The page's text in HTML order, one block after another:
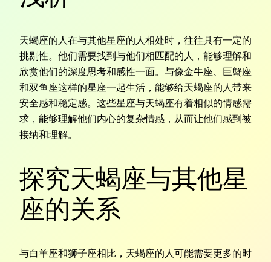
天蝎座的人在与其他星座的人相处时，往往具有一定的
挑剔性。他们需要找到与他们相匹配的人，能够理解和
欣赏他们的深度思考和感性一面。与像金牛座、巨蟹座
和双鱼座这样的星座一起生活，能够给天蝎座的人带来
安全感和稳定感。这些星座与天蝎座有着相似的情感需
求，能够理解他们内心的复杂情感，从而让他们感到被
接纳和理解。
探究天蝎座与其他星
座的关系
与白羊座和狮子座相比，天蝎座的人可能需要更多的时